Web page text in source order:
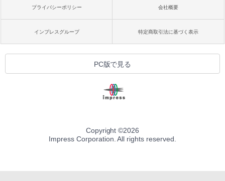
プライバシーポリシー 会社概要
インプレスグループ 特定商取引法に基づく表示
PC版で見る
Copyright ©2026
Impress Corporation. All rights reserved.